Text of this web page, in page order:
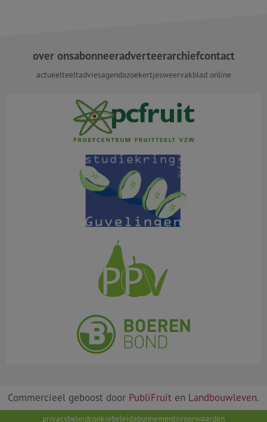
over onsabonneeradverteerarchiefcontact
actueelteeltadviesagendazoekertjesweervakblad online
Commercieel geboost door PubliFruit en Landbouwleven.
privacybeleidcookiebeleidabonnementsvoorwaarden